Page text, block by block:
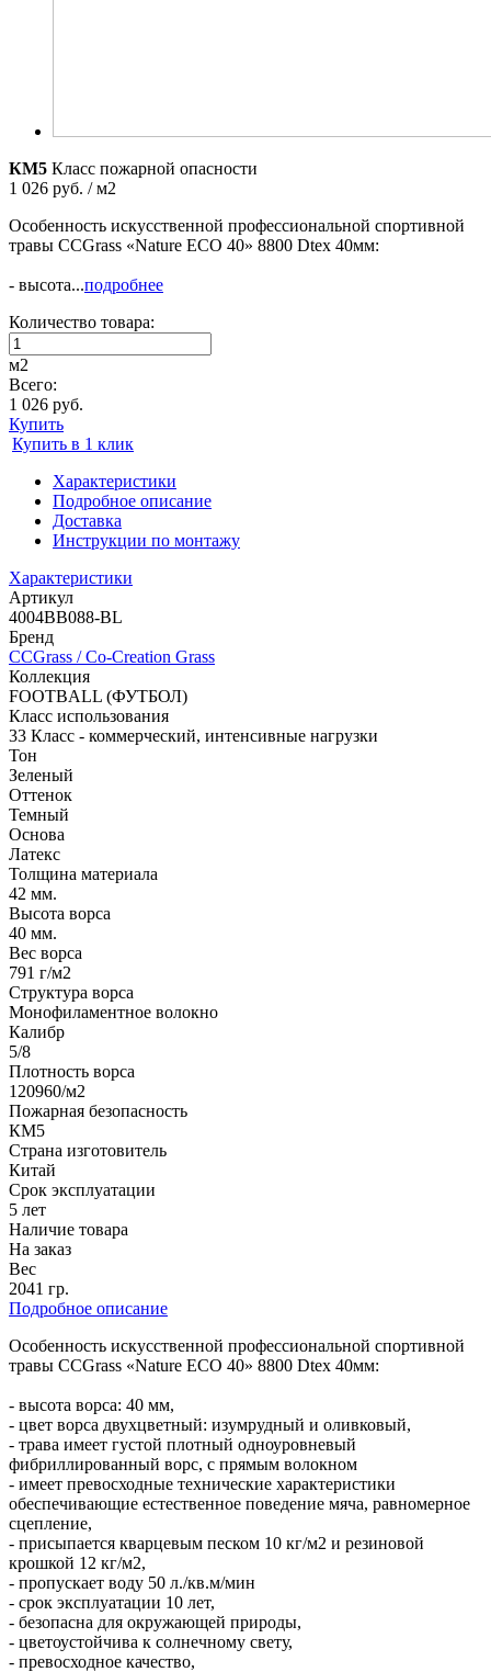
КМ5 Класс пожарной опасности
1 026 руб. / м2
Особенность искусственной профессиональной спортивной
травы CCGrass «Nature ECO 40» 8800 Dtex 40мм:
- высота...подробнее
Количество товара:
м2
Всего:
1 026 руб.
Купить
Купить в 1 клик
Характеристики
Подробное описание
Доставка
Инструкции по монтажу
Характеристики
Артикул
4004BB088-BL
Бренд
CCGrass / Co-Сreation Grass
Коллекция
FOOTBALL (ФУТБОЛ)
Класс использования
33 Класс - коммерческий, интенсивные нагрузки
Тон
Зеленый
Оттенок
Темный
Основа
Латекс
Толщина материала
42 мм.
Высота ворса
40 мм.
Вес ворса
791 г/м2
Структура ворса
Монофиламентное волокно
Калибр
5/8
Плотность ворса
120960/м2
Пожарная безопасность
КМ5
Страна изготовитель
Китай
Срок эксплуатации
5 лет
Наличие товара
На заказ
Вес
2041 гр.
Подробное описание
Особенность искусственной профессиональной спортивной
травы CCGrass «Nature ECO 40» 8800 Dtex 40мм:
- высота ворса: 40 мм,
- цвет ворса двухцветный: изумрудный и оливковый,
- трава имеет густой плотный одноуровневый
фибриллированный ворс, с прямым волокном
- имеет превосходные технические характеристики
обеспечивающие естественное поведение мяча, равномерное
сцепление,
- присыпается кварцевым песком 10 кг/м2 и резиновой
крошкой 12 кг/м2,
- пропускает воду 50 л./кв.м/мин
- срок эксплуатации 10 лет,
- безопасна для окружающей природы,
- цветоустойчива к солнечному свету,
- превосходное качество,